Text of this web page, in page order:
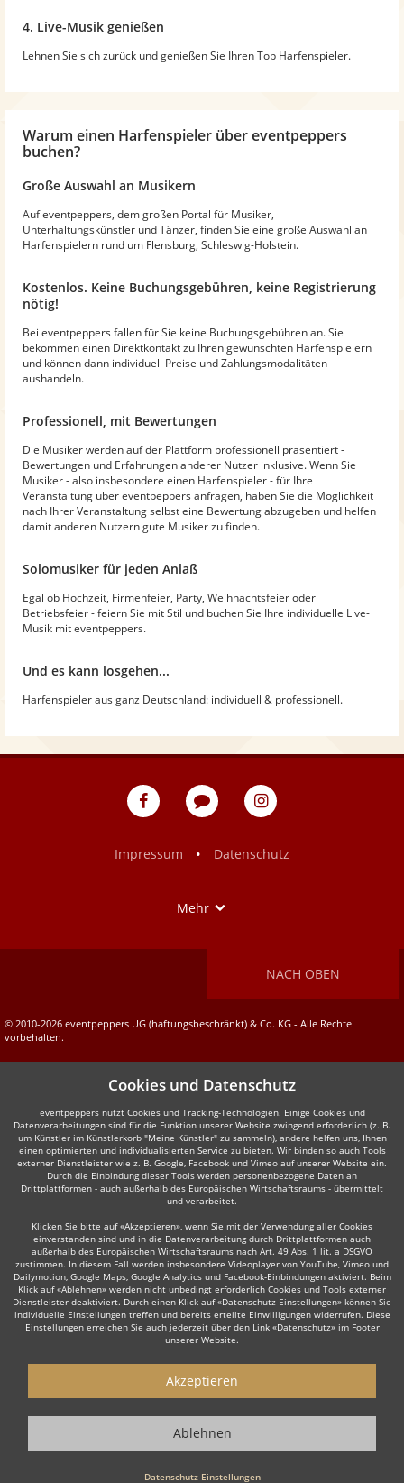
4. Live-Musik genießen
Lehnen Sie sich zurück und genießen Sie Ihren Top Harfenspieler.
Warum einen Harfenspieler über eventpeppers
buchen?
Große Auswahl an Musikern
Auf eventpeppers, dem großen Portal für Musiker,
Unterhaltungskünstler und Tänzer, finden Sie eine große Auswahl an
Harfenspielern rund um Flensburg, Schleswig-Holstein.
Kostenlos. Keine Buchungsgebühren, keine Registrierung
nötig!
Bei eventpeppers fallen für Sie keine Buchungsgebühren an. Sie
bekommen einen Direktkontakt zu Ihren gewünschten Harfenspielern
und können dann individuell Preise und Zahlungsmodalitäten
aushandeln.
Professionell, mit Bewertungen
Die Musiker werden auf der Plattform professionell präsentiert -
Bewertungen und Erfahrungen anderer Nutzer inklusive. Wenn Sie
Musiker - also insbesondere einen Harfenspieler - für Ihre
Veranstaltung über eventpeppers anfragen, haben Sie die Möglichkeit
nach Ihrer Veranstaltung selbst eine Bewertung abzugeben und helfen
damit anderen Nutzern gute Musiker zu finden.
Solomusiker für jeden Anlaß
Egal ob Hochzeit, Firmenfeier, Party, Weihnachtsfeier oder
Betriebsfeier - feiern Sie mit Stil und buchen Sie Ihre individuelle Live-
Musik mit eventpeppers.
Und es kann losgehen...
Harfenspieler aus ganz Deutschland: individuell & professionell.
eventpeppers
Blog
eventpeppers
Impressum
• Datenschutz
Mehr
NACH OBEN
© 2010-2026 eventpeppers UG (haftungsbeschränkt) & Co. KG - Alle Rechte
vorbehalten.
Cookies und Datenschutz
eventpeppers nutzt Cookies und Tracking-Technologien. Einige Cookies und
Datenverarbeitungen sind für die Funktion unserer Website zwingend erforderlich (z. B.
um Künstler im Künstlerkorb "Meine Künstler" zu sammeln), andere helfen uns, Ihnen
einen optimierten und individualisierten Service zu bieten. Wir binden so auch Tools
externer Dienstleister wie z. B. Google, Facebook und Vimeo auf unserer Website ein.
Durch die Einbindung dieser Tools werden personenbezogene Daten an
Drittplattformen - auch außerhalb des Europäischen Wirtschaftsraums - übermittelt
und verarbeitet.
Klicken Sie bitte auf «Akzeptieren», wenn Sie mit der Verwendung aller Cookies
einverstanden sind und in die Datenverarbeitung durch Drittplattformen auch
außerhalb des Europäischen Wirtschaftsraums nach Art. 49 Abs. 1 lit. a DSGVO
zustimmen. In diesem Fall werden insbesondere Videoplayer von YouTube, Vimeo und
Dailymotion, Google Maps, Google Analytics und Facebook-Einbindungen aktiviert. Beim
Klick auf «Ablehnen» werden nicht unbedingt erforderlich Cookies und Tools externer
Dienstleister deaktiviert. Durch einen Klick auf «Datenschutz-Einstellungen» können Sie
individuelle Einstellungen treffen und bereits erteilte Einwilligungen widerrufen. Diese
Einstellungen erreichen Sie auch jederzeit über den Link «Datenschutz» im Footer
unserer Website.
Datenschutz-Einstellungen
Akzeptieren
Ablehnen